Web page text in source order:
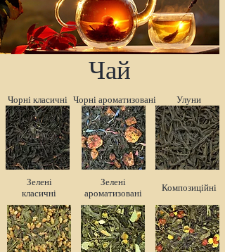
Чай
Чорні класичні Чорні ароматизовані Улуни
Зелені
класичні
Зелені
ароматизовані
Композиційні